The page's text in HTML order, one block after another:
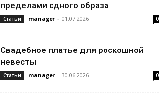
пределами одного образа
Статьи manager - 01.07.2026 0
Свадебное платье для роскошной
невесты
Статьи manager - 30.06.2026 0